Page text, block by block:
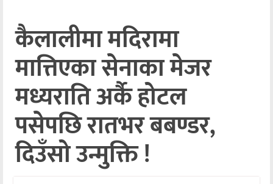
अन्तराष्ट्रिय
अन्तर्वार्ता
अर्थ
खेलकुद
मनोरञ्जन
अन्य
कैलालीमा मदिरामा
मात्तिएका सेनाका मेजर
मध्यराति अर्कै होटल
पसेपछि रातभर बबण्डर,
दिउँसो उन्मुक्ति !